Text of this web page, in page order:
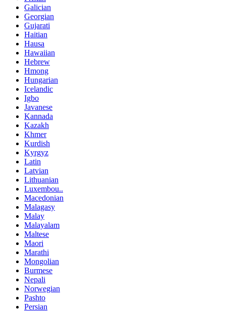
Galician
Georgian
Gujarati
Haitian
Hausa
Hawaiian
Hebrew
Hmong
Hungarian
Icelandic
Igbo
Javanese
Kannada
Kazakh
Khmer
Kurdish
Kyrgyz
Latin
Latvian
Lithuanian
Luxembou..
Macedonian
Malagasy
Malay
Malayalam
Maltese
Maori
Marathi
Mongolian
Burmese
Nepali
Norwegian
Pashto
Persian